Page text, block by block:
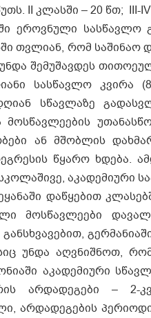
II კლასში – 20 წთ; III-
სასწავლო
თვლიან, რომ
შემუშავდეს
სასწავლო კვირა
სწავლაზე
ან მშობლის
წყარო ხდება.
აკადემიური
დაწყებით
მოსწავლეები
უნდა აღვნიშნოთ,
აკადემიური
არდადეგები – 2-
არდადეგების